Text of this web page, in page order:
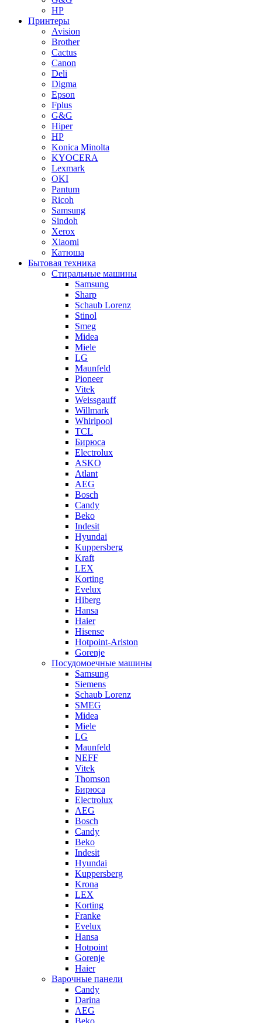
HP
Принтеры
Avision
Brother
Cactus
Canon
Deli
Digma
Epson
Fplus
G&G
Hiper
HP
Konica Minolta
KYOCERA
Lexmark
OKI
Pantum
Ricoh
Samsung
Sindoh
Xerox
Xiaomi
Катюша
Бытовая техника
Стиральные машины
Samsung
Sharp
Schaub Lorenz
Stinol
Smeg
Midea
Miele
LG
Maunfeld
Pioneer
Vitek
Weissgauff
Willmark
Whirlpool
TCL
Бирюса
Electrolux
ASKO
Atlant
AEG
Bosch
Candy
Beko
Indesit
Hyundai
Kuppersberg
Kraft
LEX
Korting
Evelux
Hiberg
Hansa
Haier
Hisense
Hotpoint-Ariston
Gorenje
Посудомоечные машины
Samsung
Siemens
Schaub Lorenz
SMEG
Midea
Miele
LG
Maunfeld
NEFF
Vitek
Thomson
Бирюса
Electrolux
AEG
Bosch
Candy
Beko
Indesit
Hyundai
Kuppersberg
Krona
LEX
Korting
Franke
Evelux
Hansa
Hotpoint
Gorenje
Haier
Варочные панели
Candy
Darina
AEG